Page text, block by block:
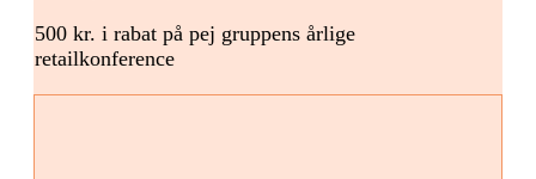
500 kr. i rabat på pej gruppens årlige
retailkonference